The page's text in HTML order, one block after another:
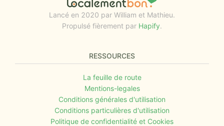
Lancé en 2020 par William et Mathieu.
Propulsé fièrement par Hapify.
RESSOURCES
La feuille de route
Mentions-legales
Conditions générales d'utilisation
Conditions particulières d'utilisation
Politique de confidentialité et Cookies